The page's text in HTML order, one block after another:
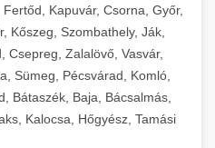
Kapuvár, Csorna, Győr,
Kőszeg, Szombathely, Ják,
Csepreg, Zalalövő, Vasvár,
Sümeg, Pécsvárad, Komló,
Bátaszék, Baja, Bácsalmás,
Kalocsa, Hőgyész, Tamási